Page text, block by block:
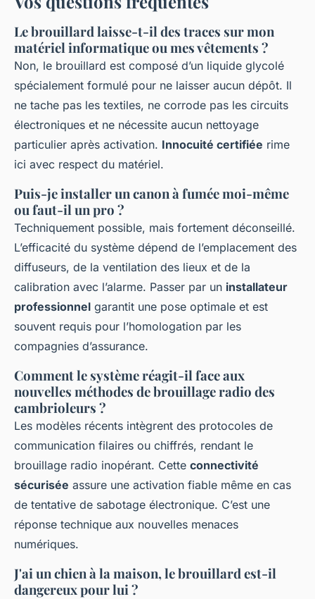
Le brouillard laisse-t-il des traces sur mon
matériel informatique ou mes vêtements ?
Non, le brouillard est composé d’un liquide glycolé
spécialement formulé pour ne laisser aucun dépôt. Il
ne tache pas les textiles, ne corrode pas les circuits
électroniques et ne nécessite aucun nettoyage
particulier après activation. Innocuité certifiée rime
ici avec respect du matériel.
Puis-je installer un canon à fumée moi-même
ou faut-il un pro ?
Techniquement possible, mais fortement déconseillé.
L’efficacité du système dépend de l’emplacement des
diffuseurs, de la ventilation des lieux et de la
calibration avec l’alarme. Passer par un installateur
professionnel garantit une pose optimale et est
souvent requis pour l’homologation par les
compagnies d’assurance.
Comment le système réagit-il face aux
nouvelles méthodes de brouillage radio des
cambrioleurs ?
Les modèles récents intègrent des protocoles de
communication filaires ou chiffrés, rendant le
brouillage radio inopérant. Cette connectivité
sécurisée assure une activation fiable même en cas
de tentative de sabotage électronique. C’est une
réponse technique aux nouvelles menaces
numériques.
J'ai un chien à la maison, le brouillard est-il
dangereux pour lui ?